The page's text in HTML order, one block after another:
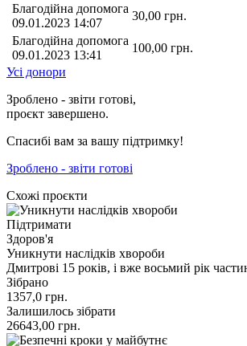
Благодійна допомога
09.01.2023 14:07
30,00 грн.
Благодійна допомога
09.01.2023 13:41
100,00 грн.
Усі донори
Зроблено - звіти готові,
проєкт завершено.
Спасибі вам за вашу підтримку!
Зроблено - звіти готові
Схожі проєкти
Підтримати
Здоров'я
Уникнути наслідків хвороби
Дмитрові 15 років, і вже восьмий рік
Зібрано
1357,0 грн.
Залишилось зібрати
26643,00 грн.